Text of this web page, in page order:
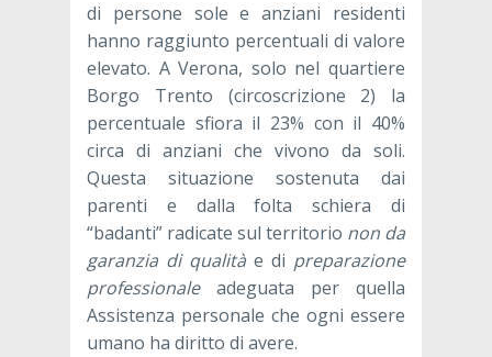
di persone sole e anziani residenti
hanno raggiunto percentuali di valore
elevato. A Verona, solo nel quartiere
Borgo Trento (circoscrizione 2) la
percentuale sfiora il 23% con il 40%
circa di anziani che vivono da soli.
Questa situazione sostenuta dai
parenti e dalla folta schiera di
“badanti” radicate sul territorio non da
garanzia di qualità e di preparazione
professionaleadeguata per quella
Assistenza personale che ogni essere
umano ha diritto di avere.